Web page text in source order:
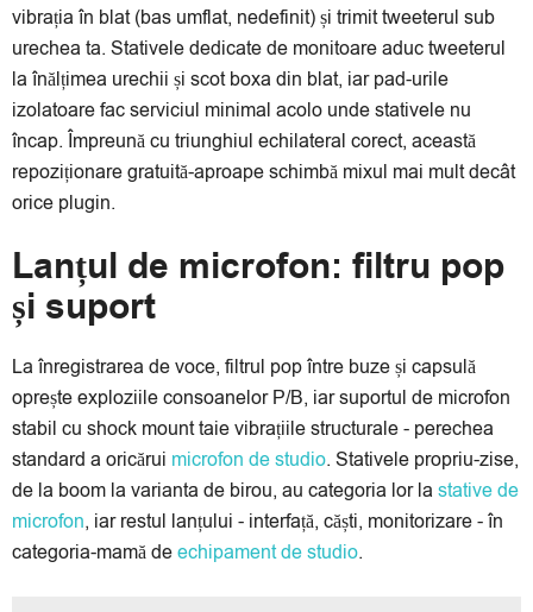
vibrația în blat (bas umflat, nedefinit) și trimit tweeterul sub
urechea ta. Stativele dedicate de monitoare aduc tweeterul
la înălțimea urechii și scot boxa din blat, iar pad-urile
izolatoare fac serviciul minimal acolo unde stativele nu
încap. Împreună cu triunghiul echilateral corect, această
repoziționare gratuită-aproape schimbă mixul mai mult decât
orice plugin.
Lanțul de microfon: filtru pop
și suport
La înregistrarea de voce, filtrul pop între buze și capsulă
oprește exploziile consoanelor P/B, iar suportul de microfon
stabil cu shock mount taie vibrațiile structurale - perechea
standard a oricărui microfon de studio. Stativele propriu-zise,
de la boom la varianta de birou, au categoria lor la stative de
microfon, iar restul lanțului - interfață, căști, monitorizare - în
categoria-mamă deechipament de studio.